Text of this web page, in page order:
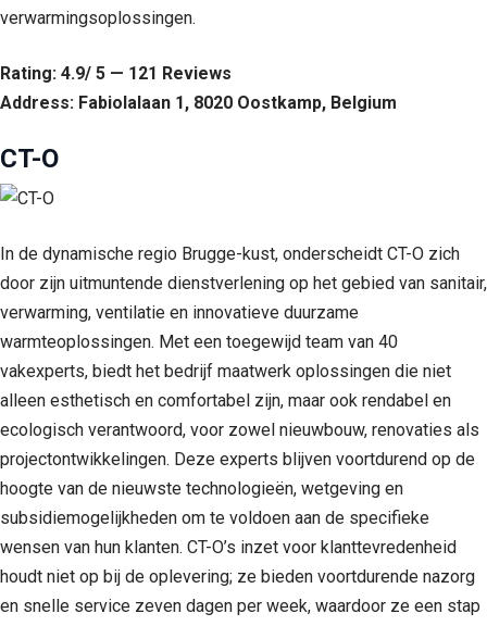
verwarmingsoplossingen.
Rating: 4.9/ 5 — 121 Reviews
Address: Fabiolalaan 1, 8020 Oostkamp, Belgium
CT-O
In de dynamische regio Brugge-kust, onderscheidt CT-O zich
door zijn uitmuntende dienstverlening op het gebied van sanitair,
verwarming, ventilatie en innovatieve duurzame
warmteoplossingen. Met een toegewijd team van 40
vakexperts, biedt het bedrijf maatwerk oplossingen die niet
alleen esthetisch en comfortabel zijn, maar ook rendabel en
ecologisch verantwoord, voor zowel nieuwbouw, renovaties als
projectontwikkelingen. Deze experts blijven voortdurend op de
hoogte van de nieuwste technologieën, wetgeving en
subsidiemogelijkheden om te voldoen aan de specifieke
wensen van hun klanten. CT-O’s inzet voor klanttevredenheid
houdt niet op bij de oplevering; ze bieden voortdurende nazorg
en snelle service zeven dagen per week, waardoor ze een stap